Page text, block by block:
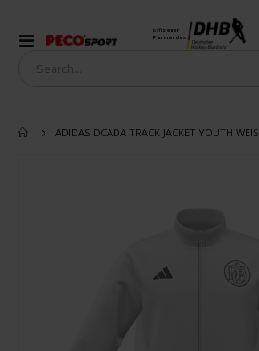
Navigation
offizieller
Partner des
ADIDAS DCADA TRACK JACKET YOUTH WEISS